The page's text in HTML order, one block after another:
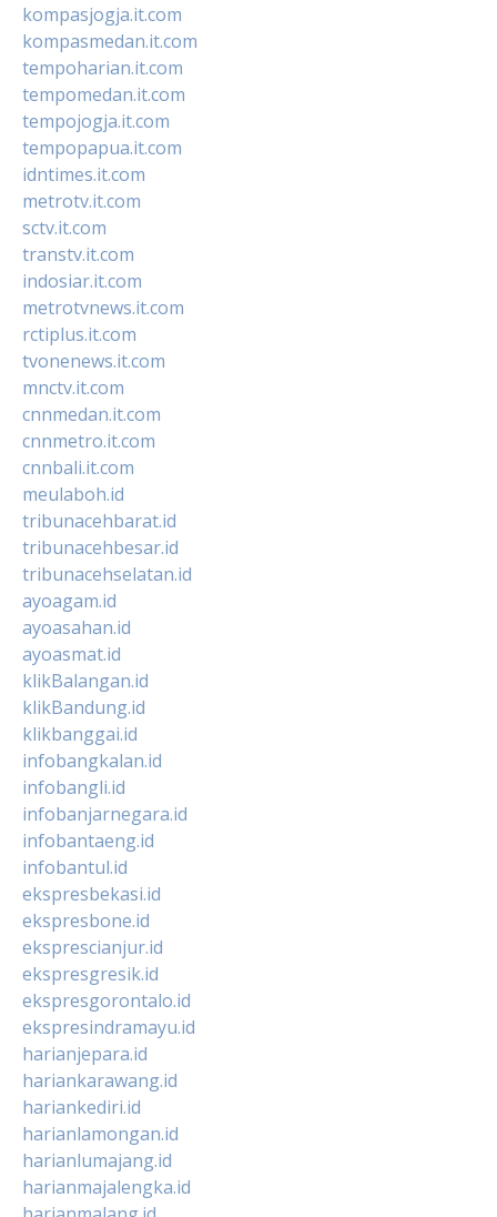
kompasjogja.it.com
kompasmedan.it.com
tempoharian.it.com
tempomedan.it.com
tempojogja.it.com
tempopapua.it.com
idntimes.it.com
metrotv.it.com
sctv.it.com
transtv.it.com
indosiar.it.com
metrotvnews.it.com
rctiplus.it.com
tvonenews.it.com
mnctv.it.com
cnnmedan.it.com
cnnmetro.it.com
cnnbali.it.com
meulaboh.id
tribunacehbarat.id
tribunacehbesar.id
tribunacehselatan.id
ayoagam.id
ayoasahan.id
ayoasmat.id
klikBalangan.id
klikBandung.id
klikbanggai.id
infobangkalan.id
infobangli.id
infobanjarnegara.id
infobantaeng.id
infobantul.id
ekspresbekasi.id
ekspresbone.id
eksprescianjur.id
ekspresgresik.id
ekspresgorontalo.id
ekspresindramayu.id
harianjepara.id
hariankarawang.id
hariankediri.id
harianlamongan.id
harianlumajang.id
harianmajalengka.id